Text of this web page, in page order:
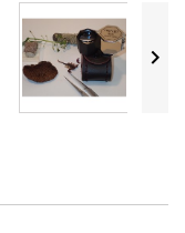
